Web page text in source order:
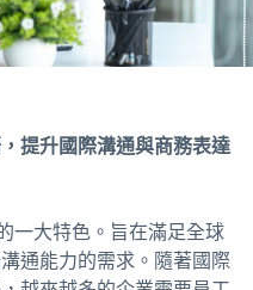
提升國際溝通與商務表達
一大特色。旨在滿足全球
通能力的需求。隨著國際